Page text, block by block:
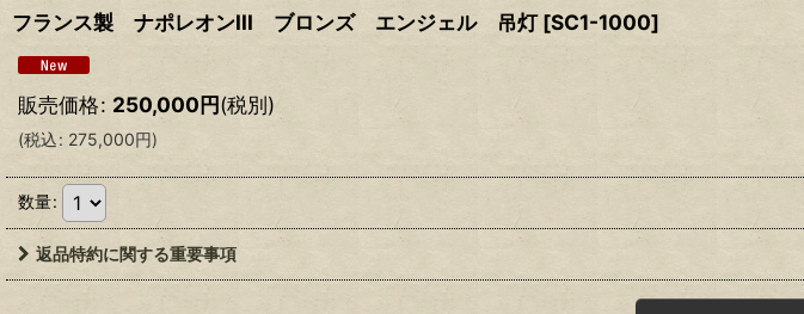
フランス製 ナポレオンIII ブロンズ エンジェル 吊灯 [SC1-1000]
販売価格: 250,000円(税別)
(税込: 275,000円)
数量:
返品特約に関する重要事項